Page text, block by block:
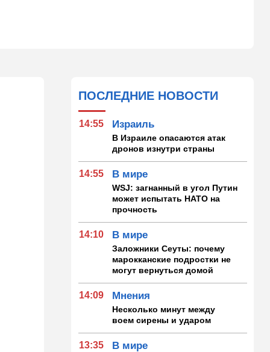
ПОСЛЕДНИЕ НОВОСТИ
14:55 Израиль
В Израиле опасаются атак
дронов изнутри страны
14:55 В мире
WSJ: загнанный в угол Путин
может испытать НАТО на
прочность
14:10 В мире
Заложники Сеуты: почему
марокканские подростки не
могут вернуться домой
14:09 Мнения
Несколько минут между
воем сирены и ударом
13:35 В мире